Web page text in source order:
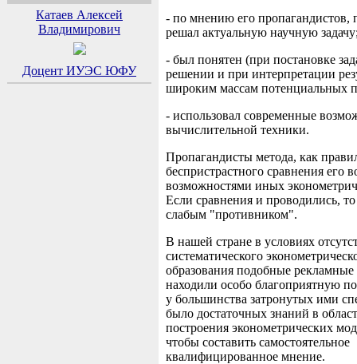
Катаев Алексей
Владимирович
Доцент ИУЭС ЮФУ
- по мнению его пропагандистов,
решал актуальную научную
- был понятен (при постановке
решении и при интерпретации
широким массам потенциальных
- использовал современные
вычислительной техники.
Пропагандисты метода, как
беспристрастного сравнения его
возможностями иных
Если сравнения и проводились, то
слабым "противником".
В нашей стране в условиях
систематического
образования подобные
находили особо благоприятную
у большинства затронутых ими
было достаточных знаний в
построения эконометрических
чтобы составить самостоятельное
квалифицированное мнение.